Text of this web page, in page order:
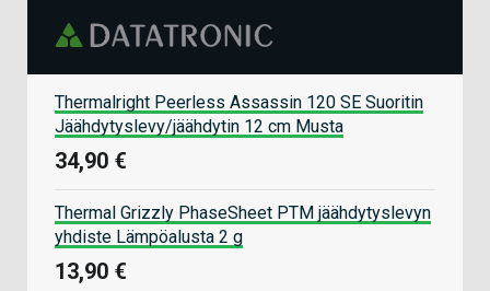
Thermalright Peerless Assassin 120 SE Suoritin
Jäähdytyslevy/jäähdytin 12 cm Musta
34,90 €
Thermal Grizzly PhaseSheet PTM jäähdytyslevyn
yhdiste Lämpöalusta 2 g
13,90 €